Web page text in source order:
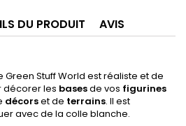
DU PRODUIT AVIS
Stuff World est réaliste et de
décorer les basesde vos figurines
décorset de terrains. Il est
avec de la colle blanche.